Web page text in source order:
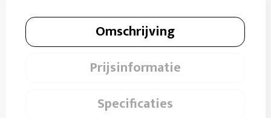
Omschrijving
Prijsinformatie
Specificaties